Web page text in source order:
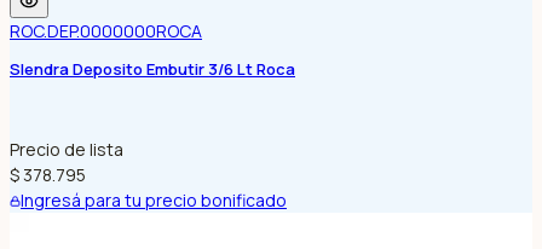
ROC.DEP.0000000ROCA
Slendra Deposito Embutir 3/6 Lt Roca
Precio de lista
$ 378.795
Ingresá para tu precio bonificado